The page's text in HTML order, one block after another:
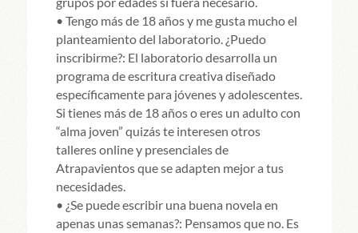
• Tengo más de 18 años y me gusta mucho el
planteamiento del laboratorio. ¿Puedo
inscribirme?: El laboratorio desarrolla un
programa de escritura creativa diseñado
específicamente para jóvenes y adolescentes.
Si tienes más de 18 años o eres un adulto con
“alma joven” quizás te interesen otros
talleres online y presenciales de
Atrapavientos que se adapten mejor a tus
necesidades.
• ¿Se puede escribir una buena novela en
apenas unas semanas?: Pensamos que no. Es